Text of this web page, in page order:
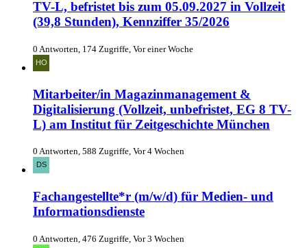
TV-L, befristet bis zum 05.09.2027 in Vollzeit
(39,8 Stunden), Kennziffer 35/2026
0 Antworten, 174 Zugriffe, Vor einer Woche
Mitarbeiter/in Magazinmanagement &
Digitalisierung (Vollzeit, unbefristet, EG 8 TV-
L) am Institut für Zeitgeschichte München
0 Antworten, 588 Zugriffe, Vor 4 Wochen
Fachangestellte*r (m/w/d) für Medien- und
Informationsdienste
0 Antworten, 476 Zugriffe, Vor 3 Wochen